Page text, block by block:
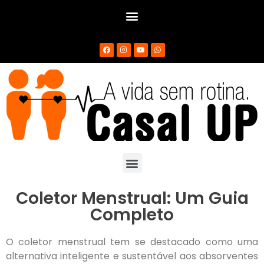
Coletor Menstrual: Um Guia
Completo
O coletor menstrual tem se destacado como uma
alternativa inteligente e sustentável aos absorventes